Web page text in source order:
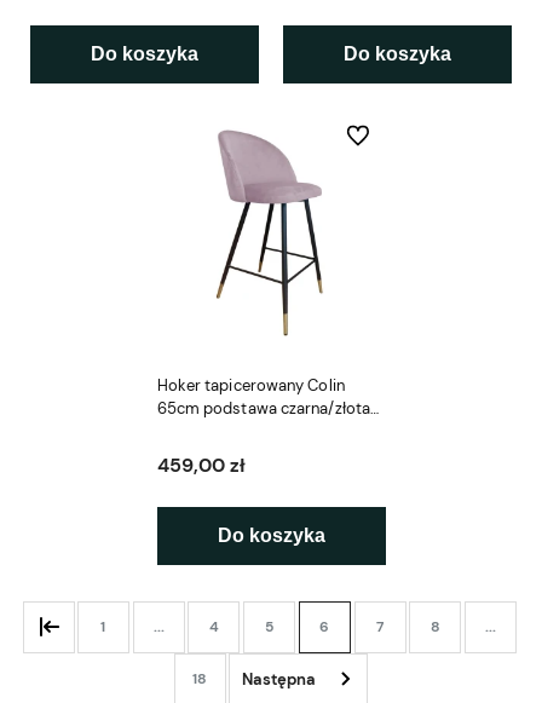
Do koszyka Do koszyka
Hoker tapicerowany Colin
65cm podstawa czarna/złota
459,00 zł
Do koszyka
Do ulubionych
1 ... 4 5 6 7 8 ...
18